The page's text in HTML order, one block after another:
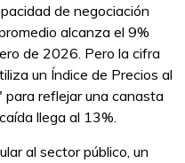
de negociación
alcanza el 9%
de 2026. Pero la cifra
un Índice de Precios al
reflejar una canasta
llega al 13%.
al sector público, un